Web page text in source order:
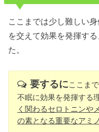
ここまでは少し難しい
を交えて効果を発揮す
た。
要するにここま
不眠に効果を発揮する
く関わるセロトニンや
の素となる重要なアミ